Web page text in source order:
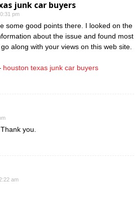
junk car buyers
pm
some good points there. I looked on the
about the issue and found most
along with your views on this web site.
houston texas junk car buyers
you.
am